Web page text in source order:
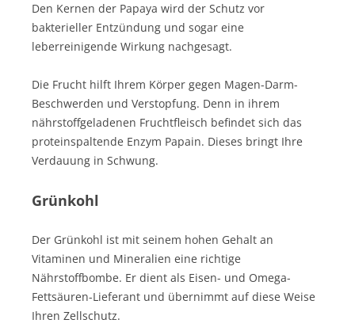
Den Kernen der Papaya wird der Schutz vor
bakterieller Entzündung und sogar eine
leberreinigende Wirkung nachgesagt.
Die Frucht hilft Ihrem Körper gegen Magen-Darm-
Beschwerden und Verstopfung. Denn in ihrem
nährstoffgeladenen Fruchtfleisch befindet sich das
proteinspaltende Enzym Papain. Dieses bringt Ihre
Verdauung in Schwung.
Grünkohl
Der Grünkohl ist mit seinem hohen Gehalt an
Vitaminen und Mineralien eine richtige
Nährstoffbombe. Er dient als Eisen- und Omega-
Fettsäuren-Lieferant und übernimmt auf diese Weise
Ihren Zellschutz.